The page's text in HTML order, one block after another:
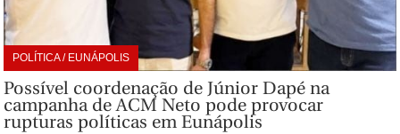
POLÍTICA / EUNÁPOLIS
Possível coordenação de Júnior Dapé na
campanha de ACM Neto pode provocar
rupturas políticas em Eunápolis